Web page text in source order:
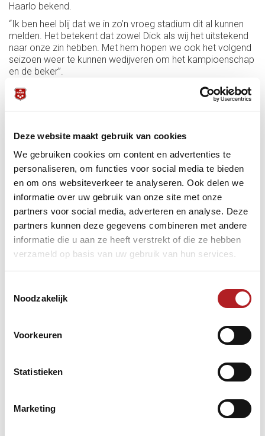
Deze website maakt gebruik van cookies
We gebruiken cookies om content en advertenties te
personaliseren, om functies voor social media te bieden
en om ons websiteverkeer te analyseren. Ook delen we
informatie over uw gebruik van onze site met onze
partners voor social media, adverteren en analyse. Deze
partners kunnen deze gegevens combineren met andere
informatie die u aan ze heeft verstrekt of die ze hebben
verzameld op basis van uw gebruik van hun services.
Noodzakelijk
Voorkeuren
Statistieken
Marketing
Haarlo bekend.
“Ik ben heel blij dat we in zo’n vroeg stadium dit al kunnen
melden. Het betekent dat zowel Dick als wij het uitstekend
naar onze zin hebben. Met hem hopen we ook het volgend
seizoen weer te kunnen wedijveren om het kampioenschap
en de beker”.
Prinsen gaf verder nog aan dat hij weinig of geen
veranderingen in zijn team verwacht. Na de 8-0 overwinning
ook eerste divisionist Jan Brock Amusement uit
Daarlerveen in de eerste wedstrijd in de vijfde ronde voor